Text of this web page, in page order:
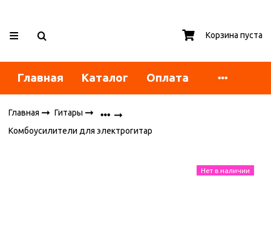
Корзина пуста
Главная Каталог Оплата
Главная
Гитары
Комбоусилители для электрогитар
Нет в наличии